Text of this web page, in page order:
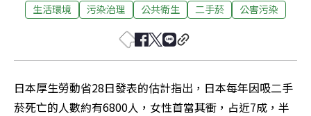
生活環境 污染治理 公共衛生 二手菸 公害污染
日本厚生勞動省28日發表的估計指出，日本每年因吸二手
菸死亡的人數約有6800人，女性首當其衝，占近7成，半